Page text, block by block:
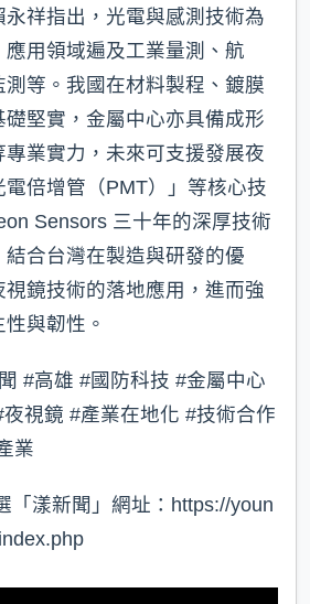
祥指出，光電與感測技術為
用領域遍及工業量測、航
等。我國在材料製程、鍍膜
堅實，金屬中心亦具備成形
業實力，未來可支援發展夜
倍增管（PMT）」等核心技
Sensors 三十年的深厚技術
合台灣在製造與研發的優
鏡技術的落地應用，進而強
與韌性。
#高雄 #國防科技 #金屬中心
視鏡 #產業在地化 #技術合作
業
「漾新聞」網址：https://youn